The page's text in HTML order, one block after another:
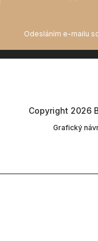
Copyright 2026
Grafický